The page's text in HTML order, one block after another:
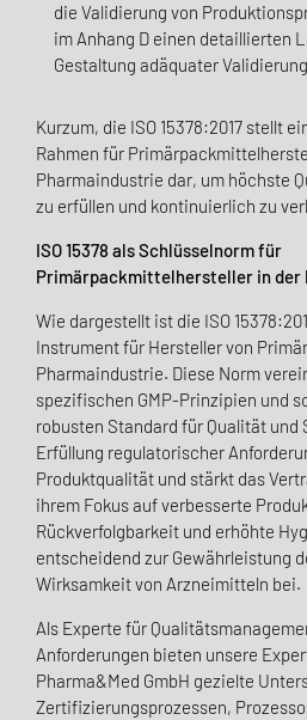
die Validierung von
im Anhang D einen detaillierten
Gestaltung adäquater
Kurzum, die ISO 15378:2017 stellt
Rahmen für
Pharmaindustrie dar, um höchste
zu erfüllen und kontinuierlich zu
ISO 15378 als Schlüsselnorm für
Primärpackmittelhersteller in der
Wie dargestellt ist die ISO
Instrument für Hersteller von
Pharmaindustrie. Diese Norm
spezifischen GMP-Prinzipien und
robusten Standard für Qualität
Erfüllung regulatorischer
Produktqualität und stärkt das
ihrem Fokus auf verbesserte
Rückverfolgbarkeit und erhöhte
entscheidend zur Gewährleistung
Wirksamkeit von Arzneimitteln bei.
Als Experte für
Anforderungen bieten unsere
Pharma&Med GmbH gezielte
Zertifizierungsprozessen,